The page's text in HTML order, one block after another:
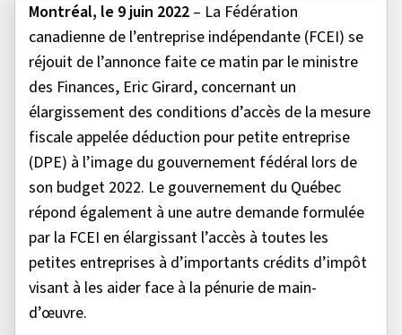
Montréal, le 9 juin 2022 – La Fédération
canadienne de l’entreprise indépendante (FCEI) se
réjouit de l’annonce faite ce matin par le ministre
des Finances, Eric Girard, concernant un
élargissement des conditions d’accès de la mesure
fiscale appelée déduction pour petite entreprise
(DPE) à l’image du gouvernement fédéral lors de
son budget 2022. Le gouvernement du Québec
répond également à une autre demande formulée
par la FCEI en élargissant l’accès à toutes les
petites entreprises à d’importants crédits d’impôt
visant à les aider face à la pénurie de main-
d’œuvre.